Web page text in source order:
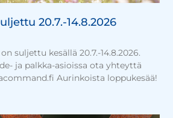
20.7.-14.8.2026
suljettu kesällä 20.7.-14.8.2026.
ja palkka-asioissa ota yhteyttä
Aurinkoista loppukesää!